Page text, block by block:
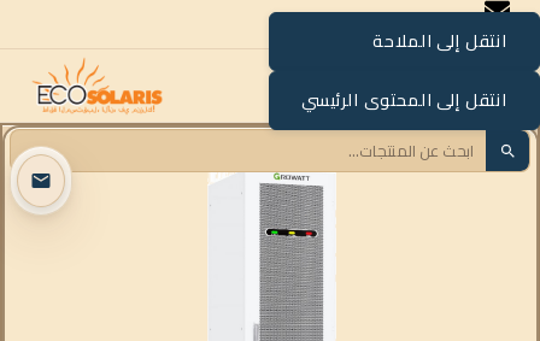
انتقل إلى الملاحة
انتقل إلى المحتوى الرئيسي